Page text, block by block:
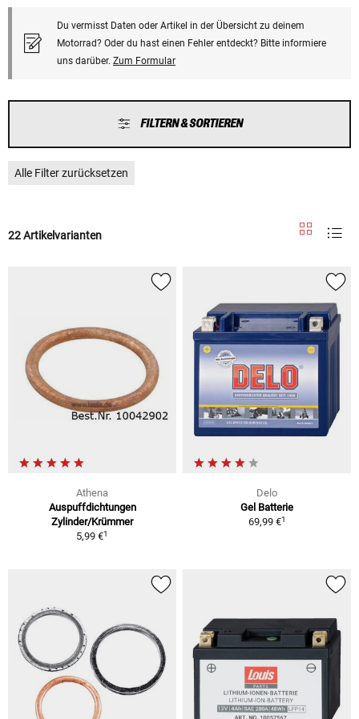
Du vermisst Daten oder Artikel in der Übersicht zu deinem
Motorrad? Oder du hast einen Fehler entdeckt? Bitte informiere
uns darüber. Zum Formular
FILTERN & SORTIEREN
Alle Filter zurücksetzen
22 Artikelvarianten
Athena
Auspuffdichtungen
Zylinder/Krümmer
5,99 €1
Delo
Gel Batterie
69,99 €1